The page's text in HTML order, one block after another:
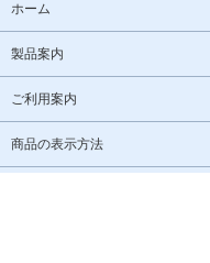
ホーム
製品案内
ご利用案内
商品の表示方法